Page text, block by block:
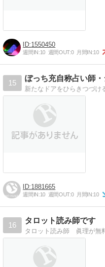
1550450
週間IN:10 週間OUT:0 月間IN:10
15
ぼっち充自称占い師
1881665
週間IN:10 週間OUT:0 月間IN:10
16
タロット読み師です